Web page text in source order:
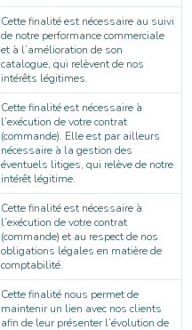
Cette finalité est nécessaire au suivi
de notre performance commerciale
et à l’amélioration de son
catalogue, qui relèvent de nos
intérêts légitimes.
Cette finalité est nécessaire à
l’exécution de votre contrat
(commande). Elle est par ailleurs
nécessaire à la gestion des
éventuels litiges, qui relève de notre
intérêt légitime.
Cette finalité est nécessaire à
l’exécution de votre contrat
(commande) et au respect de nos
obligations légales en matière de
comptabilité.
Cette finalité nous permet de
maintenir un lien avec nos clients
afin de leur présenter l’évolution de